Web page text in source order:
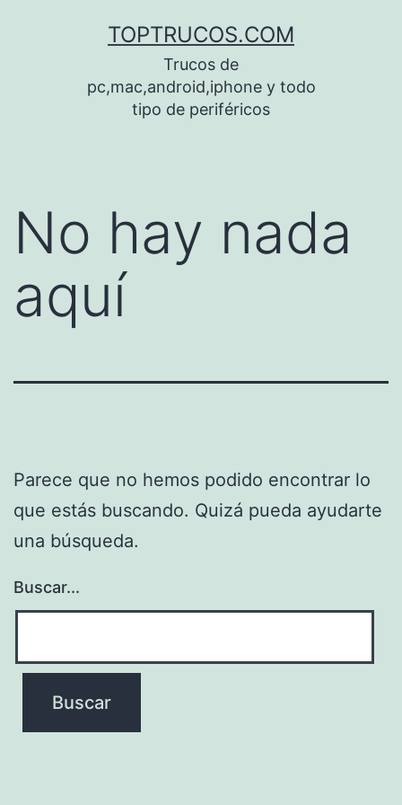
TOPTRUCOS.COM
Trucos de
pc,mac,android,iphone y todo
tipo de periféricos
No hay nada
aquí
Parece que no hemos podido encontrar lo
que estás buscando. Quizá pueda ayudarte
una búsqueda.
Buscar...